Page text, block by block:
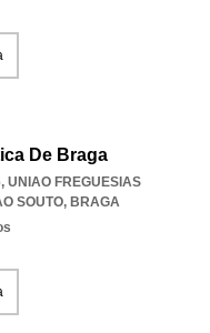
De Braga
, UNIAO FREGUESIAS
SOUTO, BRAGA